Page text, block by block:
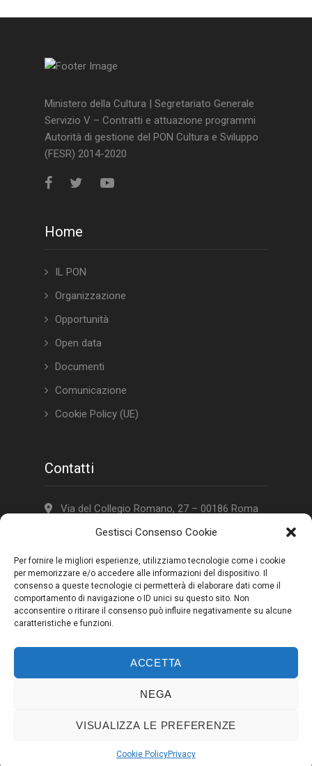
Gestisci Consenso Cookie
Per fornire le migliori esperienze, utilizziamo tecnologie come i cookie
per memorizzare e/o accedere alle informazioni del dispositivo. Il
consenso a queste tecnologie ci permetterà di elaborare dati come il
comportamento di navigazione o ID unici su questo sito. Non
acconsentire o ritirare il consenso può influire negativamente su alcune
caratteristiche e funzioni.
ACCETTA
NEGA
VISUALIZZA LE PREFERENZE
Cookie PolicyPrivacy
Ministero della Cultura | Segretariato Generale
Servizio V – Contratti e attuazione programmi
Autorità di gestione del PON Cultura e Sviluppo
(FESR) 2014-2020
Home
IL PON
Organizzazione
Opportunità
Open data
Documenti
Comunicazione
Cookie Policy (UE)
Contatti
Via del Collegio Romano, 27 – 00186 Roma
(+39) 06 672 320 60
adg-culturasviluppo@cultura.gov.it
pec:mbac-sg.servizio5@pec.cultura.gov.it
CF 97803850581
Note legali
| Privacy | SiteMap